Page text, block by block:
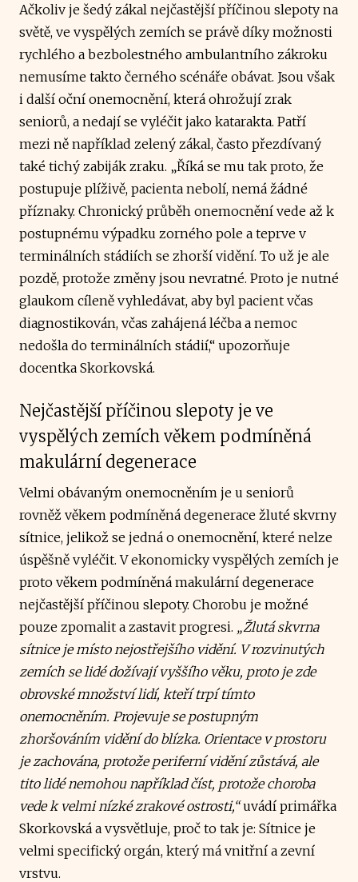
Ačkoliv je šedý zákal nejčastější příčinou slepoty na
světě, ve vyspělých zemích se právě díky možnosti
rychlého a bezbolestného ambulantního zákroku
nemusíme takto černého scénáře obávat. Jsou však
i další oční onemocnění, která ohrožují zrak
seniorů, a nedají se vyléčit jako katarakta. Patří
mezi ně například zelený zákal, často přezdívaný
také tichý zabiják zraku. „Říká se mu tak proto, že
postupuje plíživě, pacienta nebolí, nemá žádné
příznaky. Chronický průběh onemocnění vede až k
postupnému výpadku zorného pole a teprve v
terminálních stádiích se zhorší vidění. To už je ale
pozdě, protože změny jsou nevratné. Proto je nutné
glaukom cíleně vyhledávat, aby byl pacient včas
diagnostikován, včas zahájená léčba a nemoc
nedošla do terminálních stádií,“ upozorňuje
docentka Skorkovská.
Nejčastější příčinou slepoty je ve
vyspělých zemích věkem podmíněná
makulární degenerace
Velmi obávaným onemocněním je u seniorů
rovněž věkem podmíněná degenerace žluté skvrny
sítnice, jelikož se jedná o onemocnění, které nelze
úspěšně vyléčit. V ekonomicky vyspělých zemích je
proto věkem podmíněná makulární degenerace
nejčastější příčinou slepoty. Chorobu je možné
pouze zpomalit a zastavit progresi. „Žlutá skvrna
sítnice je místo nejostřejšího vidění. V rozvinutých
zemích se lidé dožívají vyššího věku, proto je zde
obrovské množství lidí, kteří trpí tímto
onemocněním. Projevuje se postupným
zhoršováním vidění do blízka. Orientace v prostoru
je zachována, protože periferní vidění zůstává, ale
tito lidé nemohou například číst, protože choroba
vede k velmi nízké zrakové ostrosti,“uvádí primářka
Skorkovská a vysvětluje, proč to tak je: Sítnice je
velmi specifický orgán, který má vnitřní a zevní
vrstvu.